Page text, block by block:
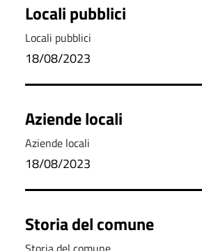
Locali pubblici
Locali pubblici
18/08/2023
Aziende locali
Aziende locali
18/08/2023
Storia del comune